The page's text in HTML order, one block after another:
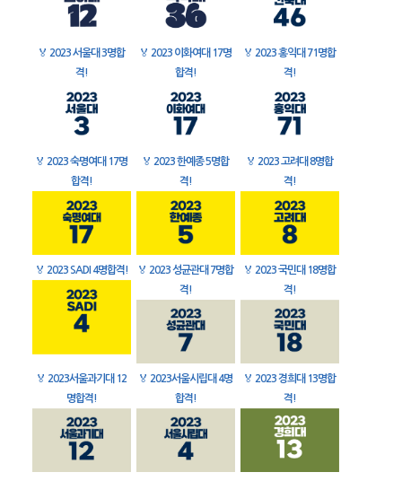
🏅 2023 서울대 3명합
격!
🏅 2023 이화여대 17명
합격!
🏅 2023 홍익대 71명합
격!
🏅 2023 숙명여대 17명
합격!
🏅 2023 한예종 5명합
격!
🏅 2023 고려대 8명합
격!
🏅 2023 SADI 4명합격! 🏅 2023 성균관대 7명합
격!
🏅 2023 국민대 18명합
격!
🏅 2023서울과기대 12
명합격!
🏅 2023서울시립대 4명
합격!
🏅 2023 경희대 13명합
격!